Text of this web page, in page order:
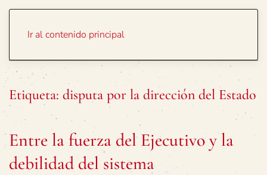
Ir al contenido principal
Etiqueta: disputa por la dirección del Estado
Entre la fuerza del Ejecutivo y la
debilidad del sistema